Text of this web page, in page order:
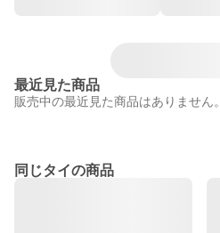
最近見た商品
販売中の最近見た商品はありません。
同じタイの商品